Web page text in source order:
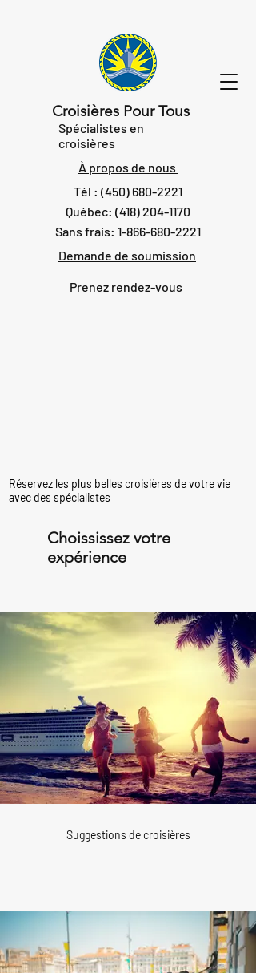
Croisières Pour Tous
Spécialistes en
croisières
À propos de nous
Tél : (450) 680-2221
Québec: (418) 204-1170
Sans frais: 1-866-680-2221
Demande de soumission
Prenez rendez-vous
Réservez les plus belles croisières de votre vie
avec des spécialistes
Choississez votre
expérience
Suggestions de croisières